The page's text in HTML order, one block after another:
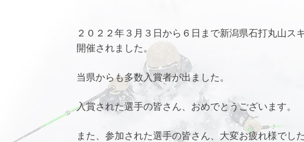
２０２２年３月３日から６日まで新潟県石打丸山
開催されました。
当県からも多数入賞者が出ました。
入賞された選手の皆さん、おめでとうございます。
また、参加された選手の皆さん、大変お疲れ様でした